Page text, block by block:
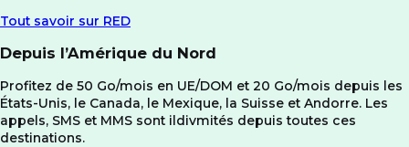
Tout savoir sur RED
Depuis l’Amérique du Nord
Profitez de 50 Go/mois en UE/DOM et 20 Go/mois depuis les
États-Unis, le Canada, le Mexique, la Suisse et Andorre. Les
appels, SMS et MMS sont ildivmités depuis toutes ces
destinations.